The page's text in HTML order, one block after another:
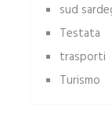
sud
Testata
trasporti
Turismo